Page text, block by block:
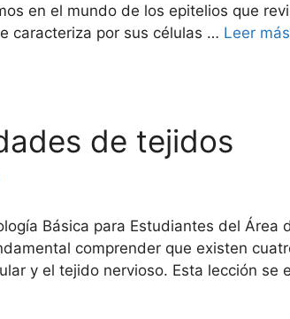
en el mundo de los epitelios que
caracteriza por sus células … Leer más
de tejidos
Básica para Estudiantes del Área
comprender que existen
y el tejido nervioso. Esta lección se